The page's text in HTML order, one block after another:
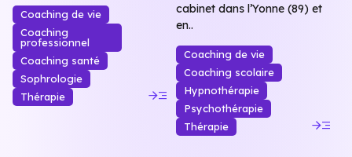
Coaching de vie
Coaching
professionnel
Coaching santé
Sophrologie
Thérapie
read_more
cabinet dans l’Yonne (89) et
en..
Coaching de vie
Coaching scolaire
Hypnothérapie
Psychothérapie
Thérapie
read_more